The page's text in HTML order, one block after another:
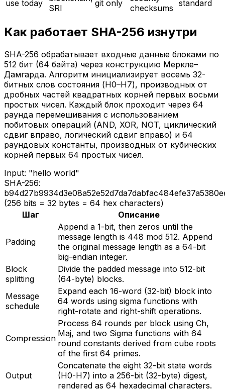
use today
SRI
git only
checksums standard
Как работает SHA-256 изнутри
SHA-256 обрабатывает входные данные блоками по
512 бит (64 байта) через конструкцию Меркле–
Дамгарда. Алгоритм инициализирует восемь 32-
битных слов состояния (H0–H7), производных от
дробных частей квадратных корней первых восьми
простых чисел. Каждый блок проходит через 64
раунда перемешивания с использованием
побитовых операций (AND, XOR, NOT, циклический
сдвиг вправо, логический сдвиг вправо) и 64
раундовых константы, производных от кубических
корней первых 64 простых чисел.
Input: "hello world"
SHA-256:
(256 bits = 32 bytes = 64 hex characters)
Шаг
Описание
Padding
Append a 1-bit, then zeros until the
message length is 448 mod 512. Append
the original message length as a 64-bit
big-endian integer.
Block
splitting
Divide the padded message into 512-bit
(64-byte) blocks.
Message
schedule
Expand each 16-word (32-bit) block into
64 words using sigma functions with
right-rotate and right-shift operations.
Compression
Process 64 rounds per block using Ch,
Maj, and two Sigma functions with 64
round constants derived from cube roots
of the first 64 primes.
Output
Concatenate the eight 32-bit state words
(H0-H7) into a 256-bit (32-byte) digest,
rendered as 64 hexadecimal characters.